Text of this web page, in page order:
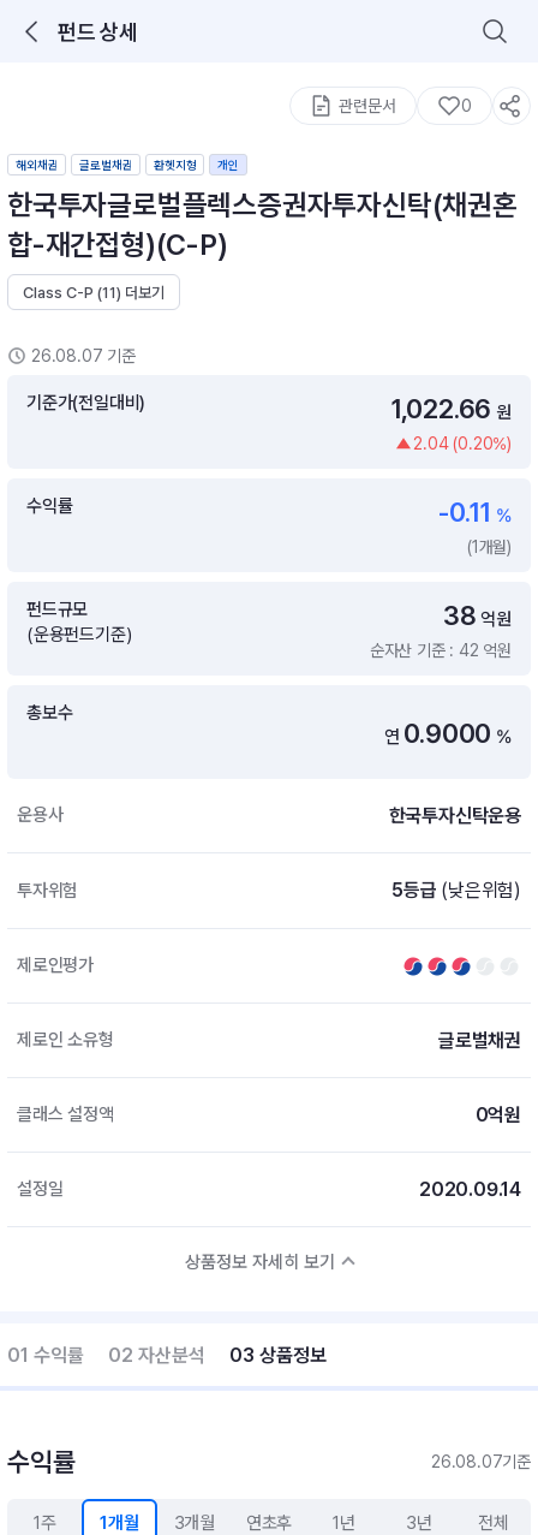
펀드 상세
구성종목 검색
관련문서 0
해외채권 글로벌채권 환헷지형 개인
한국투자글로벌플렉스증권자투자신탁(채권혼
합-재간접형)(C-P)
Class C-P (11) 더보기
26.08.07 기준
기준가(전일대비) 1,022.66 원
2.04 (0.20%)
수익률 -0.11 %
(1개월)
펀드규모
(운용펀드기준)
38 억원
순자산 기준 : 42 억원
총보수
연 0.9000 %
운용사 한국투자신탁운용
투자위험 5등급 (낮은위험)
제로인평가
제로인 소유형 글로벌채권
클래스 설정액 0억원
설정일 2020.09.14
상품정보 자세히 보기
01 수익률 02 자산분석 03 상품정보
수익률 26.08.07기준
1주 1개월 3개월 연초후 1년 3년 전체
추천 메뉴
ETF 랭킹
월배당 · 모으기 · 포트래빗 관리
월배당 포트
포트래빗 관리
미국 ETF 검색
ETF 비교
연금 ETF 검색
ETF트렌드 ETF 랭킹 · ETF 찾기 · 종목찾기
미국ETF테마
연금 펀드 검색
투자 라이브러리
ETF 처음투자
내맘대로 만들기
DIY 포트 관리
고객라운지
이벤트
공지사항
FAQ